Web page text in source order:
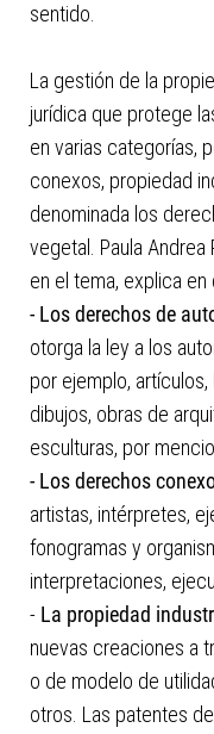
sentido.
La gestión de la
jurídica que protege
en varias categorías,
conexos, propiedad
denominada los
vegetal. Paula
en el tema, explica
- Los derechos de
otorga la ley a los
por ejemplo,
dibujos, obras de
esculturas, por
- Los derechos
artistas, intérpretes,
fonogramas y
interpretaciones,
- La propiedad
nuevas creaciones a
o de modelo de
otros. Las patentes